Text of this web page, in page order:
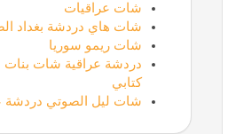
شات عراقيات
شات هاي دردشة بغداد
شات ريمو سوريا
دردشة عراقية شات
كتابي
شات ليل الصوتي دردشة